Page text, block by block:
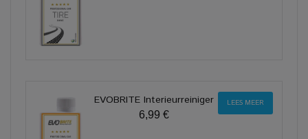
EVOBRITE Interieurreiniger
6,99 €
LEES MEER